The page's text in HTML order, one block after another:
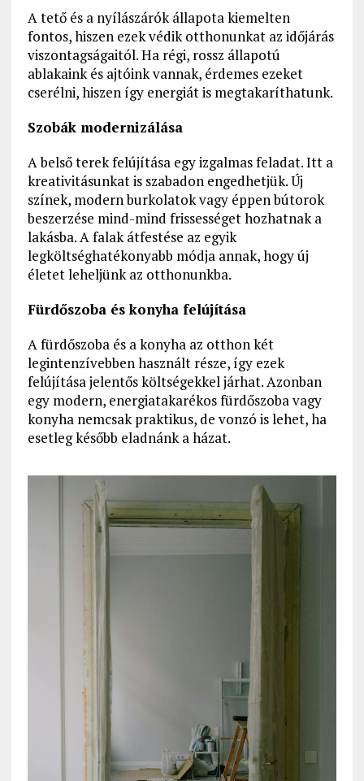
A tető és a nyílászárók állapota kiemelten
fontos, hiszen ezek védik otthonunkat az időjárás
viszontagságaitól. Ha régi, rossz állapotú
ablakaink és ajtóink vannak, érdemes ezeket
cserélni, hiszen így energiát is megtakaríthatunk.
Szobák modernizálása
A belső terek felújítása egy izgalmas feladat. Itt a
kreativitásunkat is szabadon engedhetjük. Új
színek, modern burkolatok vagy éppen bútorok
beszerzése mind-mind frissességet hozhatnak a
lakásba. A falak átfestése az egyik
legköltséghatékonyabb módja annak, hogy új
életet leheljünk az otthonunkba.
Fürdőszoba és konyha felújítása
A fürdőszoba és a konyha az otthon két
legintenzívebben használt része, így ezek
felújítása jelentős költségekkel járhat. Azonban
egy modern, energiatakarékos fürdőszoba vagy
konyha nemcsak praktikus, de vonzó is lehet, ha
esetleg később eladnánk a házat.